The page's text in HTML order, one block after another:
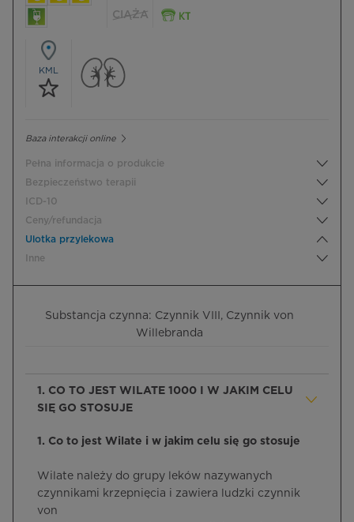
CIĄŻA
KML
Baza interakcji online
Pełna informacja o produkcie
Bezpieczeństwo terapii
ICD-10
Ceny/refundacja
Ulotka przylekowa
Inne
Substancja czynna: Czynnik VIII, Czynnik von
Willebranda
1. CO TO JEST WILATE 1000 I W JAKIM CELU
SIĘ GO STOSUJE
1. Co to jest Wilate i w jakim celu się go stosuje
Wilate należy do grupy leków nazywanych
czynnikami krzepnięcia i zawiera ludzki czynnik
von